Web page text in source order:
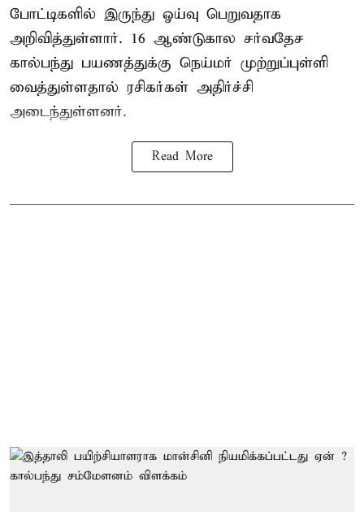
போட்டிகளில் இருந்து ஓய்வு பெறுவதாக
அறிவித்துள்ளார். 16 ஆண்டுகால சர்வதேச
கால்பந்து பயணத்துக்கு நெய்மர் முற்றுப்புள்ளி
வைத்துள்ளதால் ரசிகர்கள் அதிர்ச்சி
அடைந்துள்ளனர்.
Read More